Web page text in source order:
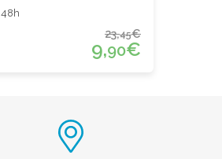
48h
23,45€
9,90€